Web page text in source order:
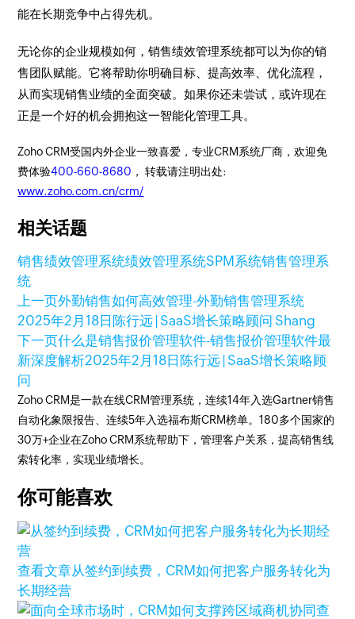
能在长期竞争中占得先机。
无论你的企业规模如何，销售绩效管理系统都可以为你的销
售团队赋能。它将帮助你明确目标、提高效率、优化流程，
从而实现销售业绩的全面突破。如果你还未尝试，或许现在
正是一个好的机会拥抱这一智能化管理工具。
Zoho CRM受国内外企业一致喜爱，专业CRM系统厂商，欢迎免
费体验400-660-8680 ， 转载请注明出处:
www.zoho.com.cn/crm/
相关话题
销售绩效管理系统绩效管理系统SPM系统销售管理系
统
上一页外勤销售如何高效管理-外勤销售管理系统
2025年2月18日 陈行远 | SaaS增长策略顾问 Shang
下一页什么是销售报价管理软件-销售报价管理软件最
新深度解析2025年2月18日 陈行远 | SaaS增长策略顾
问
Zoho CRM是一款在线CRM管理系统，连续14年入选Gartner销售
自动化象限报告、连续5年入选福布斯CRM榜单。180多个国家的
30万+企业在Zoho CRM系统帮助下，管理客户关系，提高销售线
索转化率，实现业绩增长。
你可能喜欢
查看文章从签约到续费，CRM如何把客户服务转化为
长期经营
查